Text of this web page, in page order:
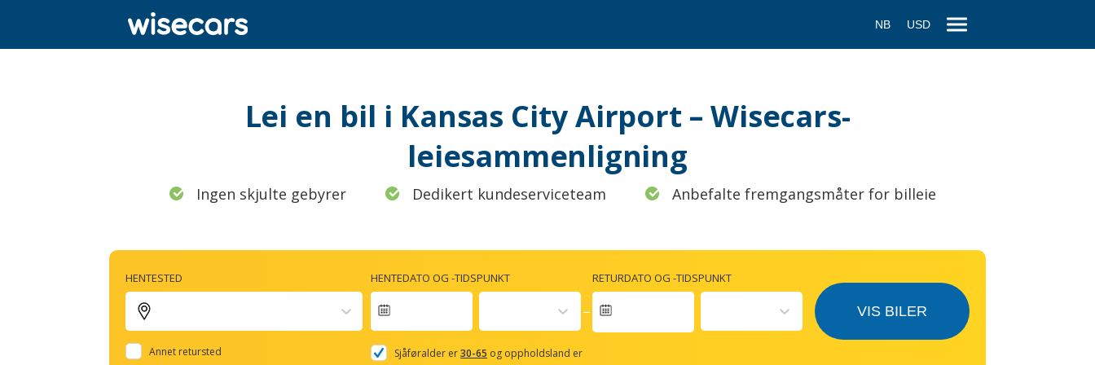
NB USD
Lei en bil i Kansas City Airport – Wisecars-
leiesammenligning
Ingen skjulte gebyrer Dedikert kundeserviceteam Anbefalte fremgangsmåter for billeie
HENTESTED
Annet retursted
HENTEDATO OG -TIDSPUNKT
to
RETURDATO OG -TIDSPUNKT
Sjåføralder er30-65 og oppholdsland er
VIS BILER